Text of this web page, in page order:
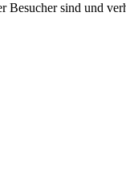
sind und